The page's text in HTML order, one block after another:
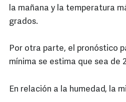
la mañana y la temperatura
grados.
Por otra parte, el pronóstico
mínima se estima que sea de
En relación a la humedad, la